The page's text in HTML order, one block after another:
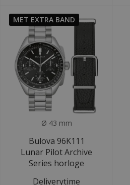
MET EXTRA BAND
Ø 43 mm
Bulova 96K111
Lunar Pilot Archive
Series horloge
Deliverytime